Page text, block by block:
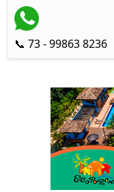
📞 73 - 99863 8236